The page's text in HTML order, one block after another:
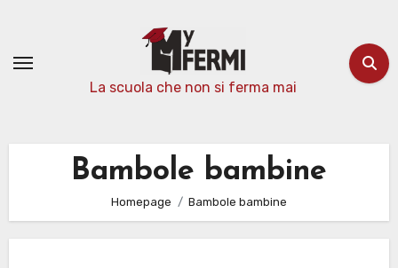
contenuto
La scuola che non si ferma mai
Bambole bambine
Homepage Bambole bambine